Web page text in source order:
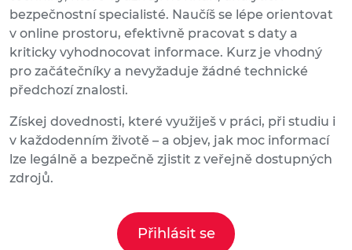
bezpečnostní specialisté. Naučíš se lépe orientovat
v online prostoru, efektivně pracovat s daty a
kriticky vyhodnocovat informace. Kurz je vhodný
pro začátečníky a nevyžaduje žádné technické
předchozí znalosti.
Získej dovednosti, které využiješ v práci, při studiu i
v každodenním životě – a objev, jak moc informací
lze legálně a bezpečně zjistit z veřejně dostupných
zdrojů.
Přihlásit se